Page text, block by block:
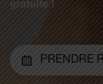
gratuite !
PRENDRE